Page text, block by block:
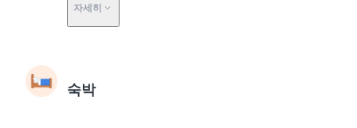
자세히
숙박